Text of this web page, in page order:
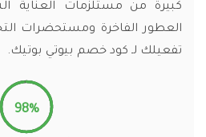
كبيرة من مستلزمات العناية
العطور الفاخرة ومستحضرات
تفعيلك لـ كود خصم بيوتي بوتيك.
98%